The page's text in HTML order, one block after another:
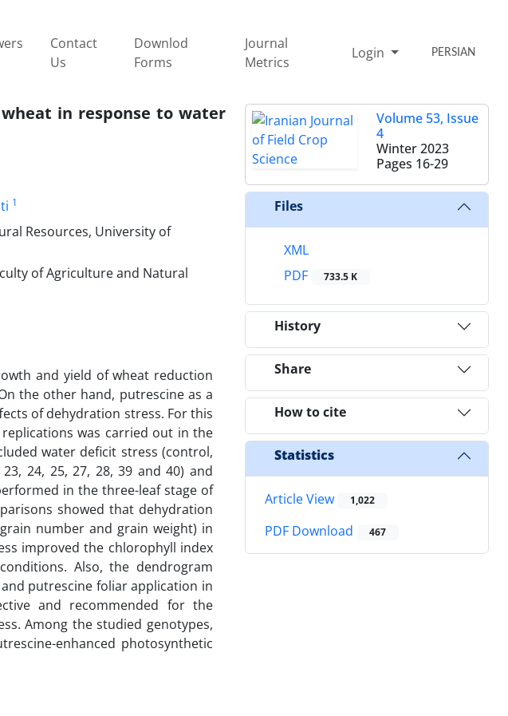
Contact
Us
Downlod
Forms
Journal
Metrics
Login PERSIAN
in response to water
1
Resources, University of
of Agriculture and Natural
and yield of wheat reduction
the other hand, putrescine as a
of dehydration stress. For this
was carried out in the
water deficit stress (control,
24, 25, 27, 28, 39 and 40) and
in the three-leaf stage of
showed that dehydration
number and grain weight) in
improved the chlorophyll index
Also, the dendrogram
putrescine foliar application in
and recommended for the
Among the studied genotypes,
enhanced photosynthetic
Volume 53, Issue
4
Winter 2023
Pages 16-29
Files
XML
PDF
733.5 K
History
Share
How to cite
Statistics
Article View 1,022
PDF Download 467